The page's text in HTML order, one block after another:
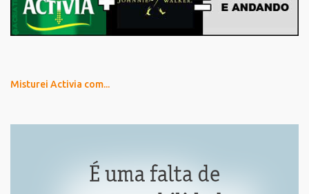
Misturei Activia com...